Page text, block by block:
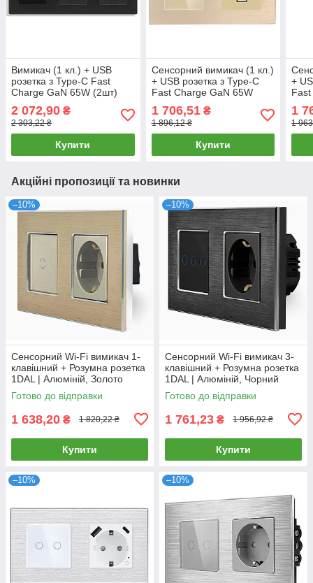
Вимикач (1 кл.) + USB
розетка з Type-C Fast
Charge GaN 65W (2шт)
SW1G-FC65WX2.BL)
2 072,90 ₴
2 303,22 ₴
Купити
Сенсорний вимикач (1 кл.)
+ USB розетка з Type-C
Fast Charge GaN 65W
(A157-GSW1G-
FC65W.GD)
1 706,51₴
1 896,12 ₴
Купити
+
1
1
Акційні пропозиції та новинки
–10%
Сенсорний Wi-Fi вимикач 1-
клавішний + Розумна розетка
1DAL | Алюміній, Золото
(A157-GSW1G.WF-ST.WF.GD)
Готово до відправки
1 638,20 ₴ 1 820,22 ₴
Купити
–10%
Сенсорний Wi-Fi вимикач 3-
клавішний + Розумна розетка
1DAL | Алюміній, Чорний
(A157-GSW3G.WF-ST.WF.BL)
Готово до відправки
1 761,23 ₴ 1 956,92 ₴
Купити
–10% –10%